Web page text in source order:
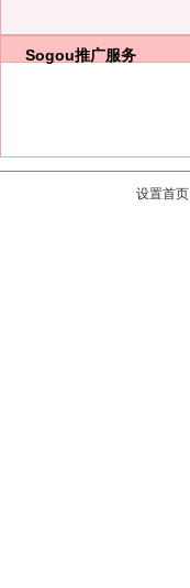
Sogou推广服务
设置首页